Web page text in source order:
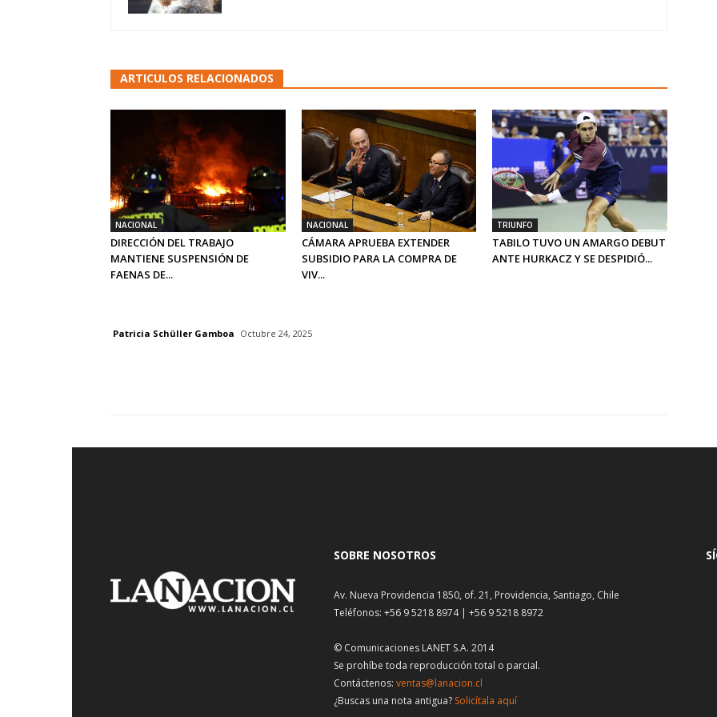
ARTICULOS RELACIONADOS
NACIONAL
DIRECCIÓN DEL TRABAJO
MANTIENE SUSPENSIÓN DE
FAENAS DE...
NACIONAL
CÁMARA APRUEBA EXTENDER
SUBSIDIO PARA LA COMPRA DE
VIV...
TRIUNFO
TABILO TUVO UN AMARGO DEBUT
ANTE HURKACZ Y SE DESPIDIÓ...
Patricia Schüller Gamboa Octubre 24, 2025
SOBRE NOSOTROS
Av. Nueva Providencia 1850, of. 21, Providencia, Santiago, Chile
Teléfonos: +56 9 5218 8974 | +56 9 5218 8972
© Comunicaciones LANET S.A. 2014
Se prohíbe toda reproducción total o parcial.
Contáctenos: ventas@lanacion.cl
¿Buscas una nota antigua? Solicítala aquí